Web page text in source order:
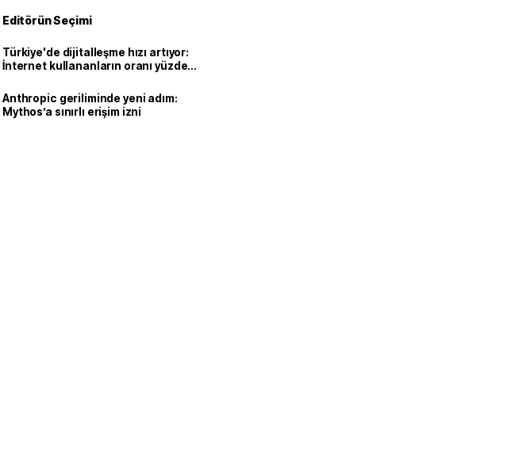
Editörün Seçimi
Türkiye'de dijitalleşme hızı artıyor:
İnternet kullananların oranı yüzde
Anthropic geriliminde yeni adım:
Mythos’a sınırlı erişim izni